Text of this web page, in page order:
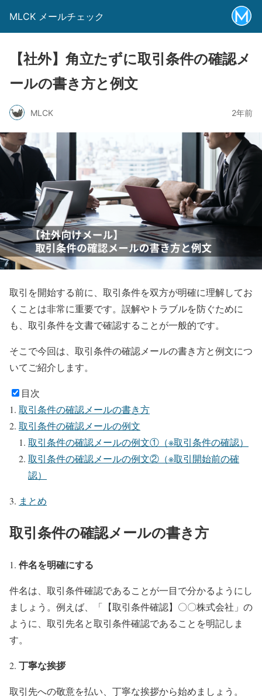
MLCK メールチェック
【社外】角立たずに取引条件の確認メ
ールの書き方と例文
MLCK 2年前
取引を開始する前に、取引条件を双方が明確に理解してお
くことは非常に重要です。誤解やトラブルを防ぐために
も、取引条件を文書で確認することが一般的です。
そこで今回は、取引条件の確認メールの書き方と例文につ
いてご紹介します。
目次
取引条件の確認メールの書き方
取引条件の確認メールの例文
取引条件の確認メールの例文①（※取引条件の確認）
取引条件の確認メールの例文②（※取引開始前の確
認）
まとめ
取引条件の確認メールの書き方
件名を明確にする
件名は、取引条件確認であることが一目で分かるようにし
ましょう。例えば、「【取引条件確認】〇〇株式会社」の
ように、取引先名と取引条件確認であることを明記しま
す。
丁寧な挨拶
取引先への敬意を払い、丁寧な挨拶から始めましょう。